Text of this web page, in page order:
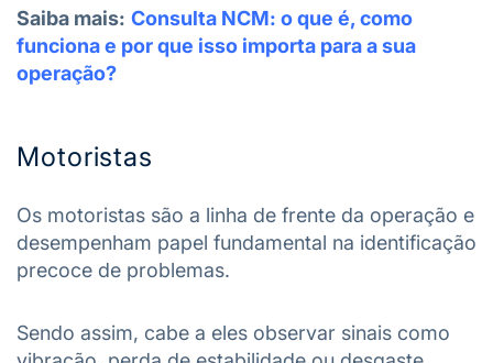
Saiba mais: Consulta NCM: o que é, como
funciona e por que isso importa para a sua
operação?
Motoristas
Os motoristas são a linha de frente da operação e
desempenham papel fundamental na identificação
precoce de problemas.
Sendo assim, cabe a eles observar sinais como